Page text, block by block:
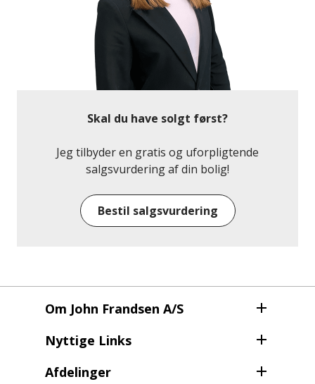
Udenfor venter en smukt anlagt og ugeneret have,
hvor du kan nyde solen fra morgen til aften. Haven
byder på flere stemningsfulde kroge, skønne
terrassemiljøer og et hyggeligt drivhus, hvor du kan
dyrke egne planter eller bare nyde roen. Derudover
får du en praktisk carport på 23 m² med god plads til
naturskøn, men stadig tæt på skole,
daginstitutioner, indkøb og bymidten. Her får du det
bedste fra begge verdener: naturen lige uden for
døren og bylivet inden for kort rækkevidde – og som
prikken over i’et, en skøn udsigt over Kolding med
os til at vise dig rundt!
Skal du have solgt først?
Jeg tilbyder en gratis og uforpligtende
salgsvurdering af din bolig!
Bestil salgsvurdering
Om John Frandsen A/S
Nyttige Links
Afdelinger